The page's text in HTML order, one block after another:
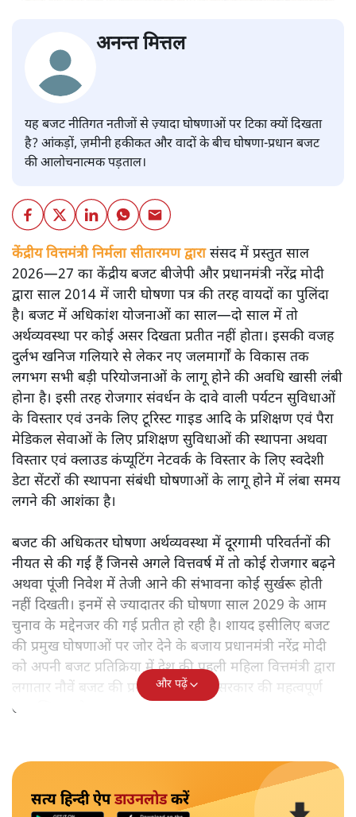
अनन्त मित्तल
यह बजट नीतिगत नतीजों से ज़्यादा घोषणाओं पर टिका क्यों दिखता
है? आंकड़ों, ज़मीनी हकीकत और वादों के बीच घोषणा-प्रधान बजट
की आलोचनात्मक पड़ताल।
केंद्रीय वित्तमंत्री निर्मला सीतारमण द्वारासंसद में प्रस्तुत साल
2026—27 का केंद्रीय बजट बीजेपी और प्रधानमंत्री नरेंद्र मोदी
द्वारा साल 2014 में जारी घोषणा पत्र की तरह वायदों का पुलिंदा
है। बजट में अधिकांश योजनाओं का साल—दो साल में तो
अर्थव्यवस्था पर कोई असर दिखता प्रतीत नहीं होता। इसकी वजह
दुर्लभ खनिज गलियारे से लेकर नए जलमार्गों के विकास तक
लगभग सभी बड़ी परियोजनाओं के लागू होने की अवधि खासी लंबी
होना है। इसी तरह रोजगार संवर्धन के दावे वाली पर्यटन सुविधाओं
के विस्तार एवं उनके लिए टूरिस्ट गाइड आदि के प्रशिक्षण एवं पैरा
मेडिकल सेवाओं के लिए प्रशिक्षण सुविधाओं की स्थापना अथवा
विस्तार एवं क्लाउड कंप्यूटिंग नेटवर्क के विस्तार के लिए स्वदेशी
डेटा सेंटरों की स्थापना संबंधी घोषणाओं के लागू होने में लंबा समय
लगने की आशंका है।
बजट की अधिकतर घोषणा अर्थव्यवस्था में दूरगामी परिवर्तनों की
नीयत से की गई हैं जिनसे अगले वित्तवर्ष में तो कोई रोजगार बढ़ने
अथवा पूंजी निवेश में तेजी आने की संभावना कोई सुर्खरू होती
नहीं दिखती। इनमें से ज्यादातर की घोषणा साल 2029 के आम
चुनाव के मद्देनजर की गई प्रतीत हो रही है। शायद इसीलिए बजट
की प्रमुख घोषणाओं पर जोर देने के बजाय प्रधानमंत्री नरेंद्र मोदी
को अपनी बजट प्रतिक्रिया में देश की पहली महिला वित्तमंत्री द्वारा
लगातार नौवें बजट की प्रस्तुति को अपनी सरकार की महत्वपूर्ण
उपलब्धि बताने पर मजबूर होना पड़ा।
और पढ़ें
सत्य हिन्दी ऐपडाउनलोडकरें